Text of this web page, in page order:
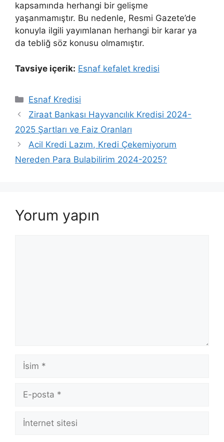
kapsamında herhangi bir gelişme
yaşanmamıştır. Bu nedenle, Resmi Gazete’de
konuyla ilgili yayımlanan herhangi bir karar ya
da tebliğ söz konusu olmamıştır.
Tavsiye içerik: Esnaf kefalet kredisi
Kategoriler
Esnaf Kredisi
Ziraat Bankası Hayvancılık Kredisi 2024-
2025 Şartları ve Faiz Oranları
Acil Kredi Lazım, Kredi Çekemiyorum
Nereden Para Bulabilirim 2024-2025?
Yorum yapın
İsim
posta
İnternet
sitesi